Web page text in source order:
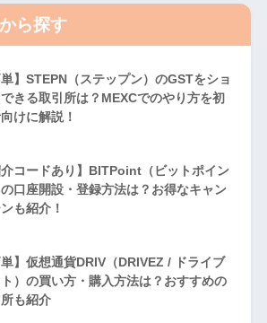
ら探す
単】STEPN（ステップン）のGSTをショ
きる取引所は？MEXCでのやり方を初
けに解説！
介コードあり】BITPoint（ビットポイン
の口座開設・登録方法は？お得なキャン
も紹介！
単】仮想通貨DRIV（DRIVEZ / ドライブ
）の買い方・購入方法は？おすすめの
も紹介